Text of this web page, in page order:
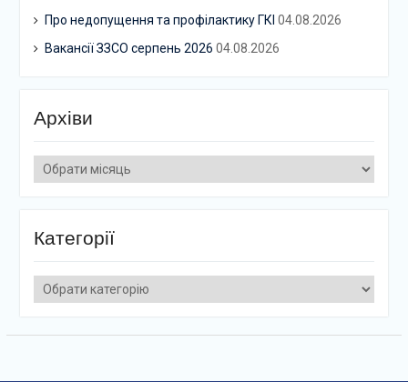
Про недопущення та профілактику ГКІ 04.08.2026
Вакансії ЗЗСО серпень 2026 04.08.2026
Архіви
Архіви
Категорії
Категорії